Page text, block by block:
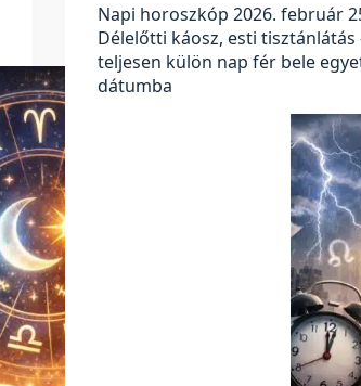
Napi horoszkóp 2026. február
Délelőtti káosz, esti tisztánlátás
teljesen külön nap fér bele
dátumba